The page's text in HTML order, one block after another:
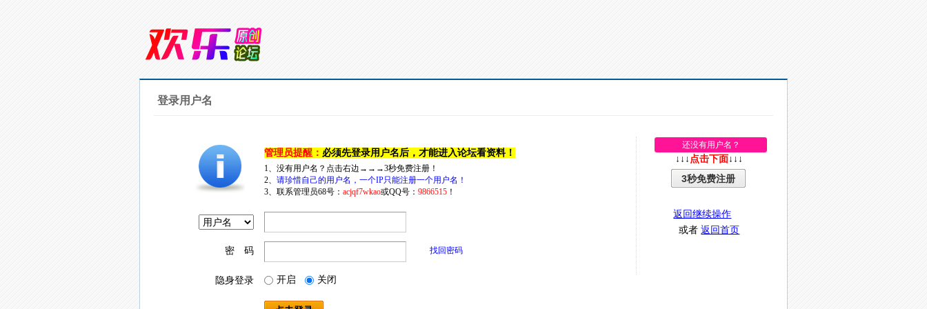
登录用户名
管理员提醒： 必须先登录用户名后，才能进入论坛看资料！
1、没有用户名？点击右边→→→3秒免费注册！
2、 请珍惜自己的用户名，一个IP只能注册一个用户名！
3、联系管理员68号： acjqf7wkao或QQ号： 9866515！
密 码 找回密码
隐身登录 开启 关闭
还没有用户名？
↓↓↓ 点击下面 ↓↓↓
3秒免费注册
返回继续操作
或者返回首页